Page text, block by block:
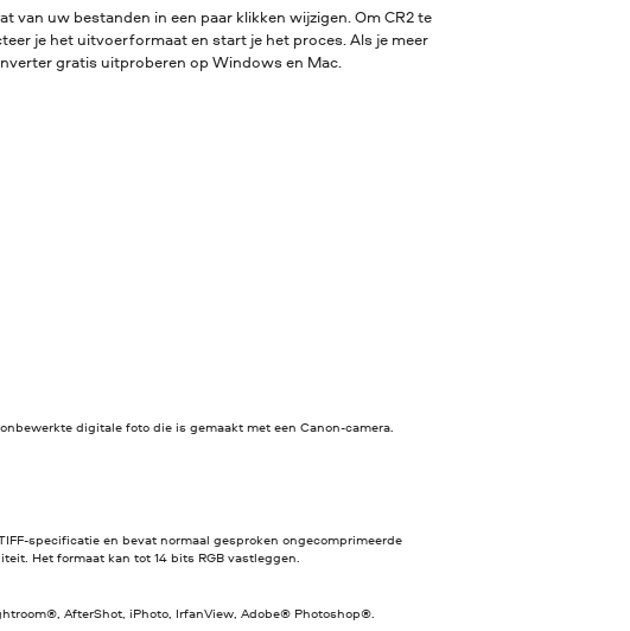
uw bestanden in een paar klikken wijzigen. Om CR2 te
je het uitvoerformaat en start je het proces. Als je meer
gratis uitproberen op Windows en Mac.
digitale foto die is gemaakt met een Canon-camera.
specificatie en bevat normaal gesproken ongecomprimeerde
Het formaat kan tot 14 bits RGB vastleggen.
AfterShot, iPhoto, IrfanView, Adobe® Photoshop®.